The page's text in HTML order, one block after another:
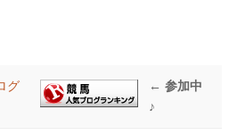
← 参加中
♪